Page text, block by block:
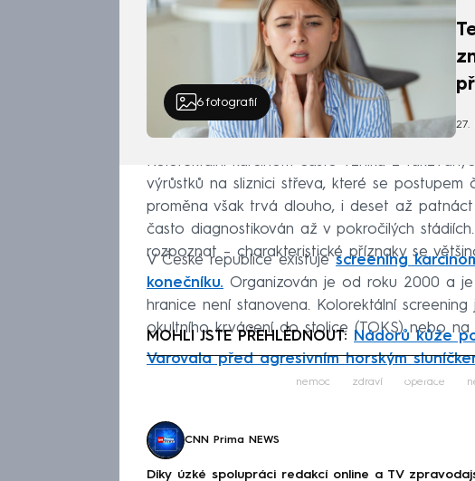
6fotografií
27.
Kolorektální karcinom často vzniká z
výrůstků na sliznici střeva, které se postupem
proměna však trvá dlouho, i deset až
často diagnostikován až v pokročilých
rozpoznat – charakteristické příznaky se
V České republice existuje screening
konečníku. Organizován je od roku 2000 a
hranice není stanovena. Kolorektální
okultního krvácení do stolice (TOKS) nebo na
MOHLI JSTE PŘEHLÉDNOUT: Nádorů kůže
Varovala před agresivním horským
Failed to
nemoc zdraví operace
CNN Prima NEWS
Díky úzké spolupráci redakcí online a TV